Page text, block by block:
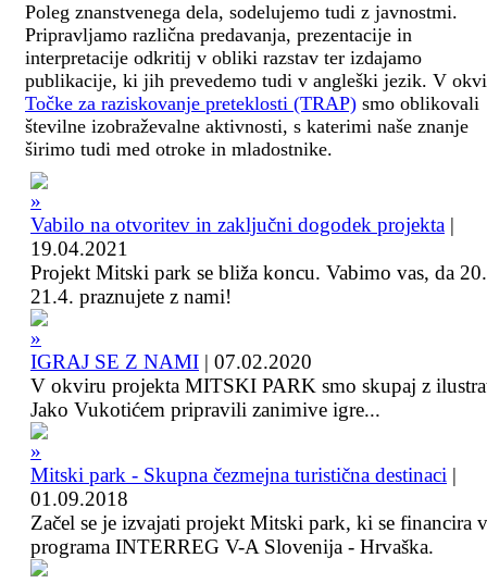
Poleg znanstvenega dela, sodelujemo tudi z javnostmi.
Pripravljamo različna predavanja, prezentacije in
interpretacije odkritij v obliki razstav ter izdajamo
publikacije, ki jih prevedemo tudi v angleški jezik. V
Točke za raziskovanje preteklosti (TRAP) smo oblikovali
številne izobraževalne aktivnosti, s katerimi naše znanje
širimo tudi med otroke in mladostnike.
Vabilo na otvoritev in zaključni dogodek projekta |
19.04.2021
Projekt Mitski park se bliža koncu. Vabimo vas, da
21.4. praznujete z nami!
IGRAJ SE Z NAMI | 07.02.2020
V okviru projekta MITSKI PARK smo skupaj z
Jako Vukotićem pripravili zanimive igre...
Mitski park - Skupna čezmejna turistična destinaci |
01.09.2018
Začel se je izvajati projekt Mitski park, ki se financira
programa INTERREG V-A Slovenija - Hrvaška.